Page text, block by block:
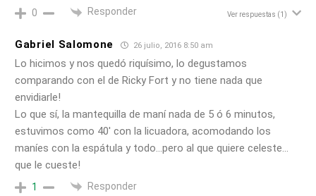
0 Responder Ver respuestas (1)
Gabriel Salomone 26 julio, 2016 8:50 am
Lo hicimos y nos quedó riquísimo, lo degustamos
comparando con el de Ricky Fort y no tiene nada que
envidiarle!
Lo que sí, la mantequilla de maní nada de 5 ó 6 minutos,
estuvimos como 40′ con la licuadora, acomodando los
maníes con la espátula y todo…pero al que quiere celeste…
que le cueste!
1 Responder